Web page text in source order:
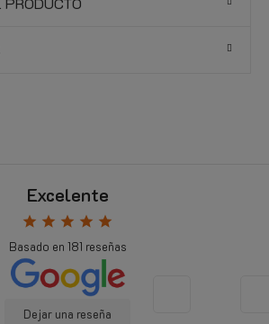
Excelente
star star star star star
Basado en 181 reseñas
Dejar una reseña